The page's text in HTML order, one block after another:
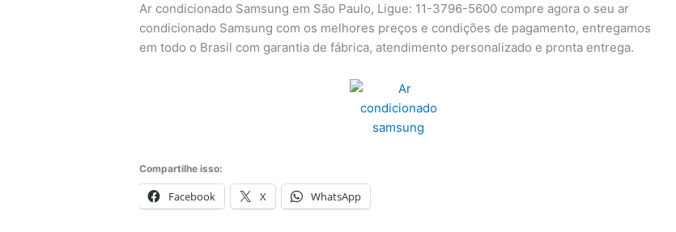
Ar condicionado Samsung em São Paulo, Ligue: 11-3796-5600 compre agora o seu ar
condicionado Samsung com os melhores preços e condições de pagamento, entregamos
em todo o Brasil com garantia de fábrica, atendimento personalizado e pronta entrega.
Compartilhe isso:
Facebook X WhatsApp